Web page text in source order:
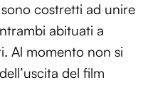
costretti ad unire
abituati a
Al momento non si
del film